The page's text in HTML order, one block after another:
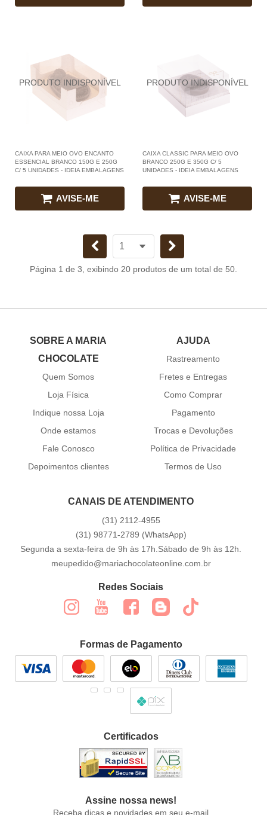
CAIXA PARA MEIO OVO ENCANTO
ESSENCIAL BRANCO 150G E 250G
C/ 5 UNIDADES - IDEIA EMBALAGENS
AVISE-ME
CAIXA CLASSIC PARA MEIO OVO
BRANCO 250G E 350G C/ 5
UNIDADES - IDEIA EMBALAGENS
AVISE-ME
Página 1 de 3, exibindo 20 produtos de um total de 50.
SOBRE A MARIA
CHOCOLATE
Quem Somos
Loja Física
Indique nossa Loja
Onde estamos
Fale Conosco
Depoimentos clientes
AJUDA
Rastreamento
Fretes e Entregas
Como Comprar
Pagamento
Trocas e Devoluções
Política de Privacidade
Termos de Uso
CANAIS DE ATENDIMENTO
(31) 2112-4955
(31) 98771-2789 (WhatsApp)
Segunda a sexta-feira de 9h às 17h.Sábado de 9h às 12h.
meupedido@mariachocolateonline.com.br
Redes Sociais
Formas de Pagamento
Certificados
Assine nossa news!
Receba dicas e novidades em seu e-mail